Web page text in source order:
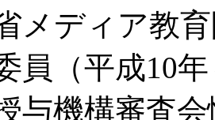
メディア教
員（平成10
与機構審査